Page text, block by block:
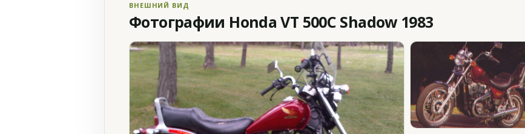
ВНЕШНИЙ ВИД
Фотографии Honda VT 500C Shadow 1983